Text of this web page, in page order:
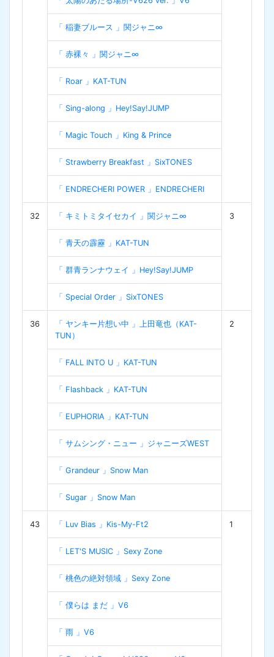
「 稲妻ブルース 」関ジャニ∞
「 赤裸々 」関ジャニ∞
「 Roar 」KAT-TUN
「 Sing-along 」Hey!Say!JUMP
「 Magic Touch 」King & Prince
「 Strawberry Breakfast 」SixTONES
「 ENDRECHERI POWER 」ENDRECHERI
32 「 キミトミタイセカイ 」関ジャニ∞ 3
「 青天の霹靂 」KAT-TUN
「 群青ランナウェイ 」Hey!Say!JUMP
「 Special Order 」SixTONES
36
「 ヤンキー片想い中 」上田竜也（KAT-
TUN）
2
「 FALL INTO U 」KAT-TUN
「 Flashback 」KAT-TUN
「 EUPHORIA 」KAT-TUN
「 サムシング・ニュー 」ジャニーズWEST
「 Grandeur 」Snow Man
「 Sugar 」Snow Man
43 「 Luv Bias 」Kis-My-Ft2 1
「 LET'S MUSIC 」Sexy Zone
「 桃色の絶対領域 」Sexy Zone
「 僕らは まだ 」V6
「 雨 」V6